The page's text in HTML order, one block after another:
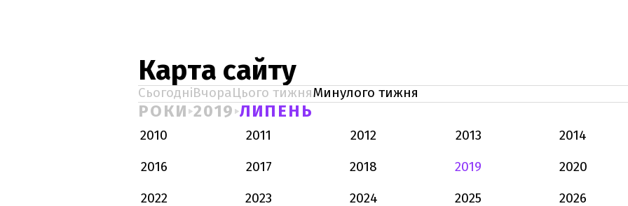
Карта сайту
СьогодніВчораЦього тижняМинулого тижня
РОКИ 2019 ЛИПЕНЬ
2010 2011 2012 2013
2014
2016
2017 2018 2019
2020
2022
2023 2024 2025
2026